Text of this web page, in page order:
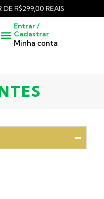
DE R$299,00 REAIS
Entrar /
Cadastrar
Minha conta